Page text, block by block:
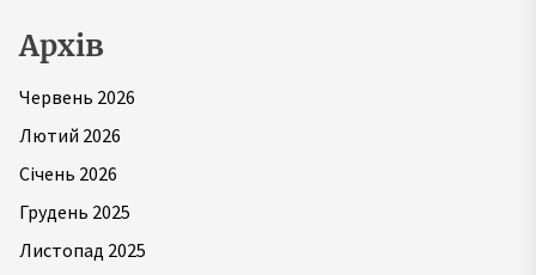
Архів
Червень 2026
Лютий 2026
Січень 2026
Грудень 2025
Листопад 2025